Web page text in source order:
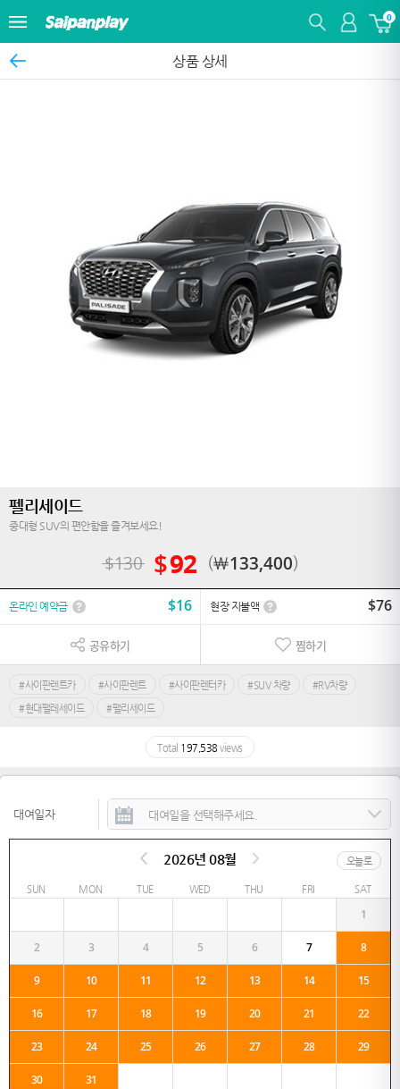
0
상품 상세
펠리세이드
중대형 SUV의 편안함을 즐겨보세요!
￦133,400
$130 $92
온라인 예약금 $16 현장 지불액 $76
공유하기 찜하기
#사이판렌트카 #사이판렌트 #사이판렌터카 #SUV 차량
#RV차량
#현대팰레세이드
#팰리세이드
Total 197,538 views
대여일자
2026년 08월 오늘로
SUN MON TUE WED THU FRI SAT
1
2 3 4 5 6 7 8
9 10 11 12 13 14 15
16 17 18 19 20 21 22
23 24 25 26 27 28 29
30 31